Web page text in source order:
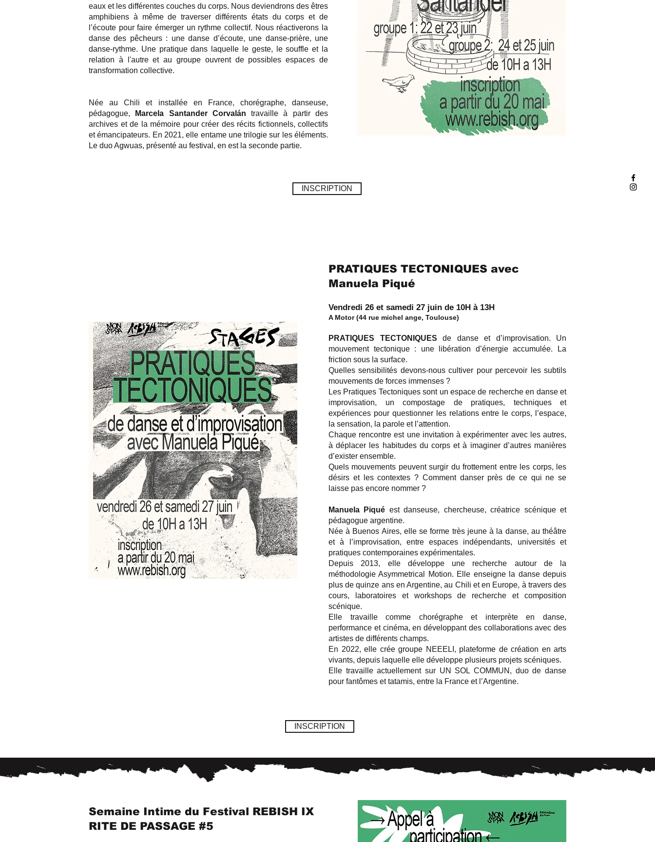
eaux et les différentes couches du corps. Nous deviendrons des êtres
amphibiens à même de traverser différents états du corps et de
l’écoute pour faire émerger un rythme collectif. Nous réactiverons la
danse des pêcheurs : une danse d’écoute, une danse-prière, une
danse-rythme. Une pratique dans laquelle le geste, le souffle et la
relation à l'autre et au groupe ouvrent de possibles espaces de
transformation collective.
Née au Chili et installée en France, chorégraphe, danseuse,
pédagogue,
Marcela Santander Corvalán travaille à partir des
archives et de la mémoire pour créer des récits fictionnels, collectifs
et émancipateurs. En 2021, elle entame une trilogie sur les éléments.
Le duo Agwuas, présenté au festival, en est la seconde partie.
INSCRIPTION
PRATIQUES TECTONIQUES avec
Manuela Piqué
Vendredi 26 et samedi 27 juin de 10H à 13H
A Motor (44 rue michel ange, Toulouse)
PRATIQUES TECTONIQUES de danse et d’improvisation. Un
mouvement tectonique : une libération d’énergie accumulée. La
friction sous la surface.
Quelles sensibilités devons-nous cultiver pour percevoir les subtils
mouvements de forces immenses ?
Les Pratiques Tectoniques sont un espace de recherche en danse et
improvisation, un compostage de pratiques, techniques et
expériences pour questionner les relations entre le corps, l’espace,
la sensation, la parole et l’attention.
Chaque rencontre est une invitation à expérimenter avec les autres,
à déplacer les habitudes du corps et à imaginer d’autres manières
d’exister ensemble.
Quels mouvements peuvent surgir du frottement entre les corps, les
désirs et les contextes ? Comment danser près de ce qui ne se
laisse pas encore nommer ?
Manuela Piqué est danseuse, chercheuse, créatrice scénique et
pédagogue argentine.
Née à Buenos Aires, elle se forme très jeune à la danse, au théâtre
et à l’improvisation, entre espaces indépendants, universités et
pratiques contemporaines expérimentales.
Depuis 2013, elle développe une recherche autour de la
méthodologie Asymmetrical Motion. Elle enseigne la danse depuis
plus de quinze ans en Argentine, au Chili et en Europe, à travers des
cours, laboratoires et workshops de recherche et composition
scénique.
Elle travaille comme chorégraphe et interprète en danse,
performance et cinéma, en développant des collaborations avec des
artistes de différents champs.
En 2022, elle crée groupe NEEELI, plateforme de création en arts
vivants, depuis laquelle elle développe plusieurs projets scéniques.
Elle travaille actuellement sur UN SOL COMMUN, duo de danse
pour fantômes et tatamis, entre la France et l’Argentine.
INSCRIPTION
Semaine Intime du Festival REBISH IX
RITE DE PASSAGE #5